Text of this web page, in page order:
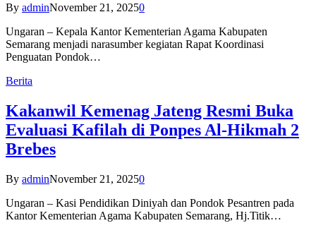
By adminNovember 21, 20250
Ungaran – Kepala Kantor Kementerian Agama Kabupaten
Semarang menjadi narasumber kegiatan Rapat Koordinasi
Penguatan Pondok…
Berita
Kakanwil Kemenag Jateng Resmi Buka
Evaluasi Kafilah di Ponpes Al-Hikmah 2
Brebes
By adminNovember 21, 20250
Ungaran – Kasi Pendidikan Diniyah dan Pondok Pesantren pada
Kantor Kementerian Agama Kabupaten Semarang, Hj.Titik…